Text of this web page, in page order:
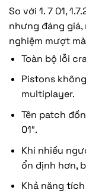
So với 1. 7 01,
nhưng đáng
nghiệm mượt
Toàn bộ lỗi
Pistons
multiplayer.
Tên patch
01″.
Khi nhiều
ổn định hơn,
Khả năng